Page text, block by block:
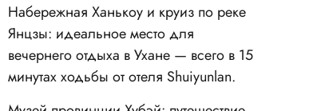
Набережная Ханькоу и круиз по реке
Янцзы: идеальное место для
вечернего отдыха в Ухане — всего в 15
минутах ходьбы от отеля Shuiyunlan.